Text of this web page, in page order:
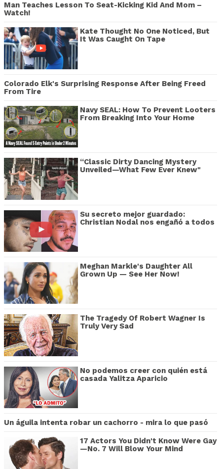
Man Teaches Lesson To Seat-Kicking Kid And Mom –
Watch!
Kate Thought No One Noticed, But
It Was Caught On Tape
Colorado Elk's Surprising Response After Being Freed
From Tire
Navy SEAL: How To Prevent Looters
From Breaking Into Your Home
“Classic Dirty Dancing Mystery
Unveiled—What Few Ever Knew"
Su secreto mejor guardado:
Christian Nodal nos engañó a todos
Meghan Markle's Daughter All
Grown Up — See Her Now!
The Tragedy Of Robert Wagner Is
Truly Very Sad
No podemos creer con quién está
casada Yalitza Aparicio
Un águila intenta robar un cachorro - mira lo que pasó
17 Actors You Didn't Know Were Gay
—No. 7 Will Blow Your Mind